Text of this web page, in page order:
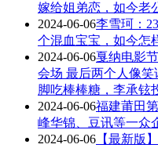
嫁给姐弟恋，如今老
2024-06-06李雪珂：
个混血宝宝，如今怎
2024-06-06戛纳电影
会场 最后两个人像
脚吃棒棒糖，李承铉
2024-06-06福建莆田
峰华锦、豆讯等一众
2024-06-06 【最新版